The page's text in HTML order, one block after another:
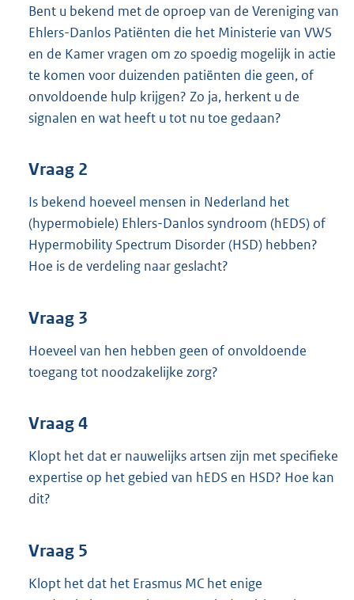
b
Bent u bekend met de oproep van de Vereniging van
Ehlers-Danlos Patiënten die het Ministerie van VWS
en de Kamer vragen om zo spoedig mogelijk in actie
te komen voor duizenden patiënten die geen, of
onvoldoende hulp krijgen? Zo ja, herkent u de
signalen en wat heeft u tot nu toe gedaan?
Vraag 2
Is bekend hoeveel mensen in Nederland het
(hypermobiele) Ehlers-Danlos syndroom (hEDS) of
Hypermobility Spectrum Disorder (HSD) hebben?
Hoe is de verdeling naar geslacht?
Vraag 3
Hoeveel van hen hebben geen of onvoldoende
toegang tot noodzakelijke zorg?
Vraag 4
Klopt het dat er nauwelijks artsen zijn met specifieke
expertise op het gebied van hEDS en HSD? Hoe kan
dit?
Vraag 5
Klopt het dat het Erasmus MC het enige